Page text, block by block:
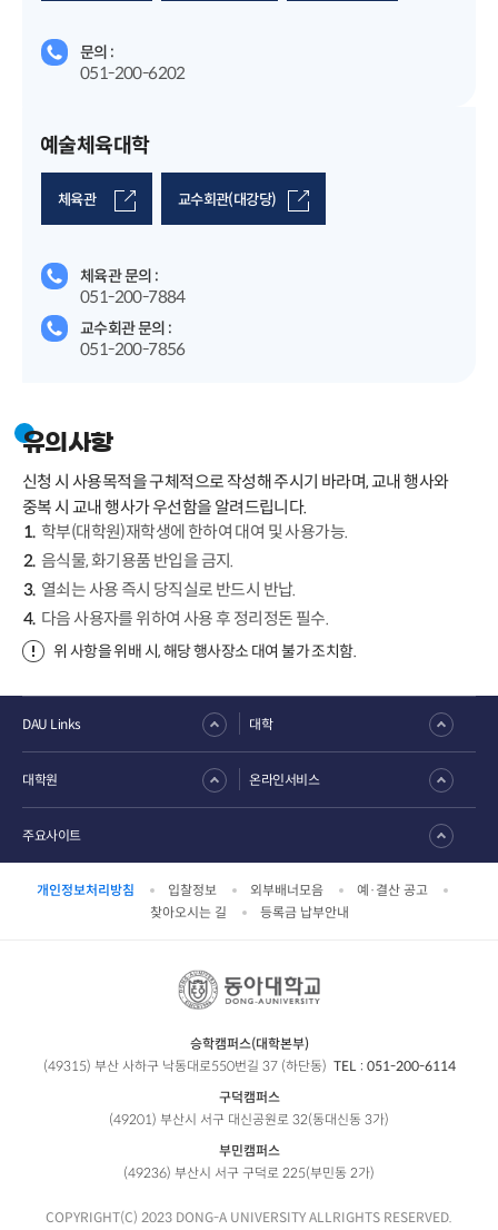
문의 :
051-200-6202
예술체육대학
체육관 교수회관(대강당)
체육관 문의 :
051-200-7884
교수회관 문의 :
051-200-7856
유의사항
신청 시 사용목적을 구체적으로 작성해 주시기 바라며, 교내 행사와
중복 시 교내 행사가 우선함을 알려드립니다.
학부(대학원)재학생에 한하여 대여 및 사용가능.
음식물, 화기용품 반입을 금지.
열쇠는 사용 즉시 당직실로 반드시 반납.
다음 사용자를 위하여 사용 후 정리정돈 필수.
위 사항을 위배 시, 해당 행사장소 대여 불가 조치함.
개인정보처리방침 입찰정보 외부배너모음
예·결산 공고
찾아오시는 길
등록금 납부안내
DAU Links 대학
대학원 온라인서비스
주요사이트
승학캠퍼스(대학본부)
(49315) 부산 사하구 낙동대로550번길 37 (하단동) TEL : 051-200-6114
구덕캠퍼스
(49201) 부산시 서구 대신공원로 32(동대신동 3가)
부민캠퍼스
(49236) 부산시 서구 구덕로 225(부민동 2가)
COPYRIGHT(C) 2023 DONG-A UNIVERSITY ALLRIGHTS RESERVED.